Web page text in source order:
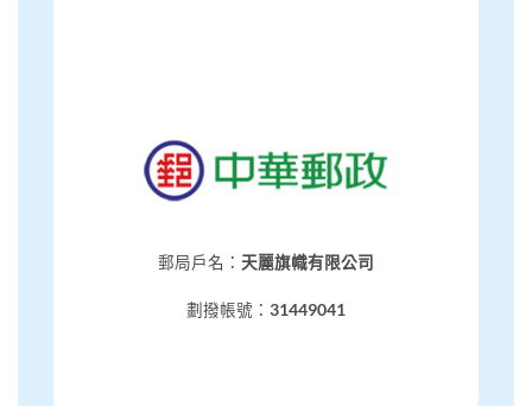
郵局戶名： 天麗旗幟有限公司
劃撥帳號： 31449041